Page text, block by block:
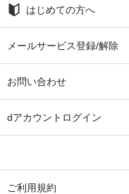
はじめての方へ
メールサービス登録/解除
お問い合わせ
dアカウントログイン
ご利用規約